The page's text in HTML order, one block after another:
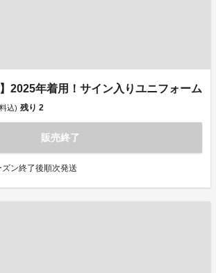
2025年着用！サイン入りユニフォーム
込) 残り 2
販売終了
ン終了後順次発送